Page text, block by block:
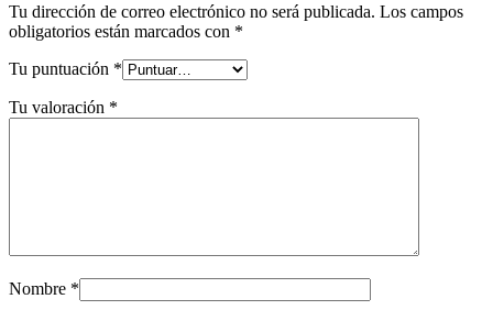
Tu dirección de correo electrónico no será publicada. Los campos
obligatorios están marcados con *
Tu puntuación *
Tu valoración *
Nombre *